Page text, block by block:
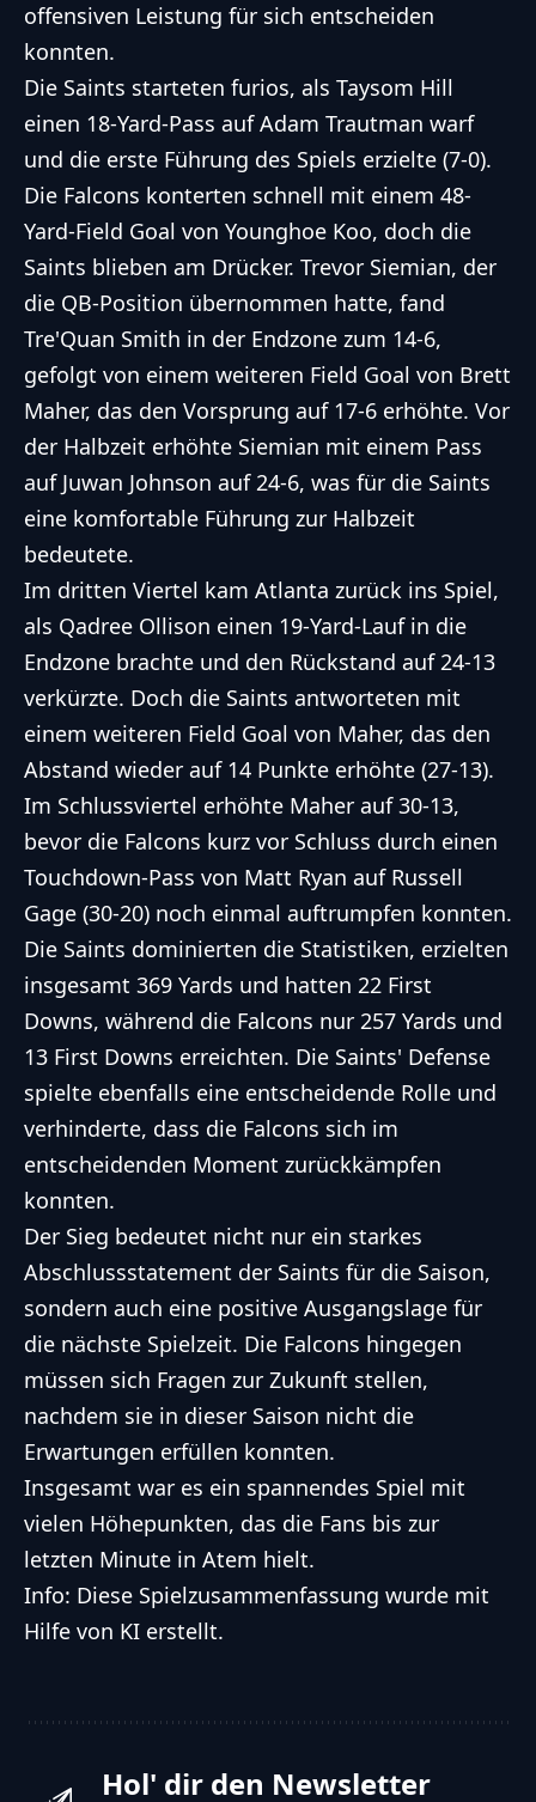
offensiven Leistung für sich entscheiden
konnten.
Die Saints starteten furios, als Taysom Hill
einen 18-Yard-Pass auf Adam Trautman warf
und die erste Führung des Spiels erzielte (7-0).
Die Falcons konterten schnell mit einem 48-
Yard-Field Goal von Younghoe Koo, doch die
Saints blieben am Drücker. Trevor Siemian, der
die QB-Position übernommen hatte, fand
Tre'Quan Smith in der Endzone zum 14-6,
gefolgt von einem weiteren Field Goal von Brett
Maher, das den Vorsprung auf 17-6 erhöhte. Vor
der Halbzeit erhöhte Siemian mit einem Pass
auf Juwan Johnson auf 24-6, was für die Saints
eine komfortable Führung zur Halbzeit
bedeutete.
Im dritten Viertel kam Atlanta zurück ins Spiel,
als Qadree Ollison einen 19-Yard-Lauf in die
Endzone brachte und den Rückstand auf 24-13
verkürzte. Doch die Saints antworteten mit
einem weiteren Field Goal von Maher, das den
Abstand wieder auf 14 Punkte erhöhte (27-13).
Im Schlussviertel erhöhte Maher auf 30-13,
bevor die Falcons kurz vor Schluss durch einen
Touchdown-Pass von Matt Ryan auf Russell
Gage (30-20) noch einmal auftrumpfen konnten.
Die Saints dominierten die Statistiken, erzielten
insgesamt 369 Yards und hatten 22 First
Downs, während die Falcons nur 257 Yards und
13 First Downs erreichten. Die Saints' Defense
spielte ebenfalls eine entscheidende Rolle und
verhinderte, dass die Falcons sich im
entscheidenden Moment zurückkämpfen
konnten.
Der Sieg bedeutet nicht nur ein starkes
Abschlussstatement der Saints für die Saison,
sondern auch eine positive Ausgangslage für
die nächste Spielzeit. Die Falcons hingegen
müssen sich Fragen zur Zukunft stellen,
nachdem sie in dieser Saison nicht die
Erwartungen erfüllen konnten.
Insgesamt war es ein spannendes Spiel mit
vielen Höhepunkten, das die Fans bis zur
letzten Minute in Atem hielt.
Info: Diese Spielzusammenfassung wurde mit
Hilfe von KI erstellt.
Hol' dir den Newsletter